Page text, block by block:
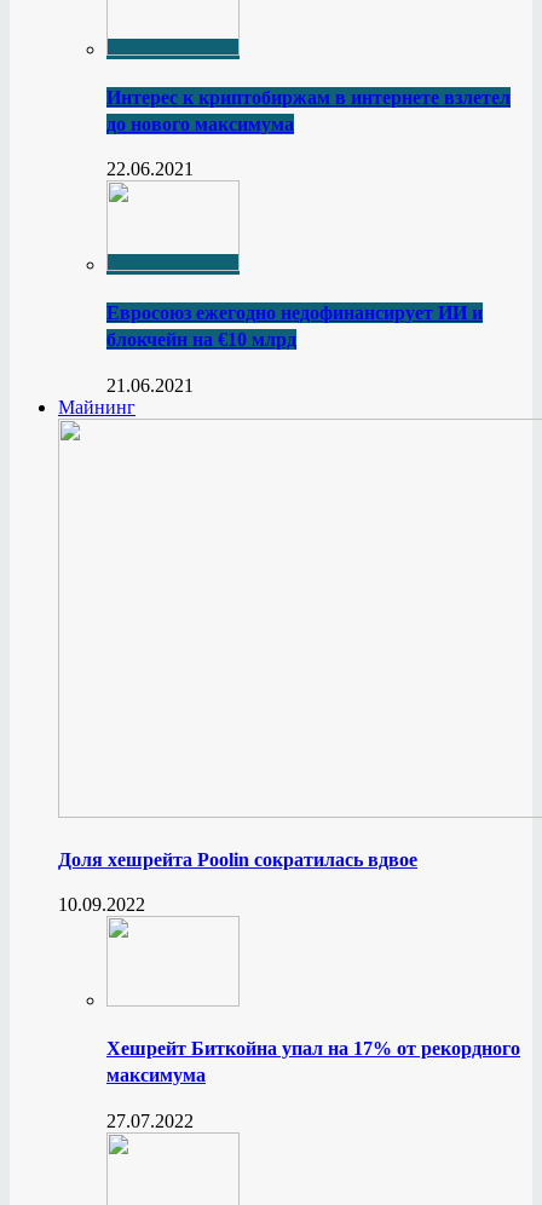
Интерес к криптобиржам в интернете взлетел
до нового максимума
22.06.2021
Евросоюз ежегодно недофинансирует ИИ и
блокчейн на €10 млрд
21.06.2021
Майнинг
Доля хешрейта Poolin сократилась вдвое
10.09.2022
Хешрейт Биткойна упал на 17% от рекордного
максимума
27.07.2022